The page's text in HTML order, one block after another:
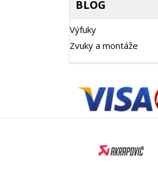
BLOG
Výfuky
Zvuky a montáže